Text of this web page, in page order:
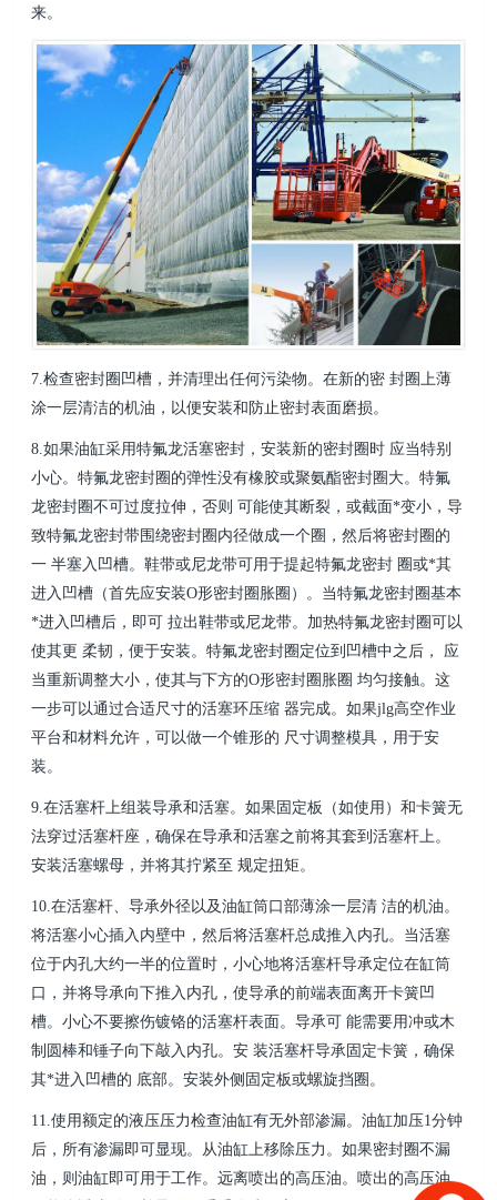
来。
7.检查密封圈凹槽，并清理出任何污染物。在新的密 封圈上薄
涂一层清洁的机油，以便安装和防止密封表面磨损。
8.如果油缸采用特氟龙活塞密封，安装新的密封圈时 应当特别
小心。特氟龙密封圈的弹性没有橡胶或聚氨酯密封圈大。特氟
龙密封圈不可过度拉伸，否则 可能使其断裂，或截面*变小，导
致特氟龙密封带围绕密封圈内径做成一个圈，然后将密封圈的
一 半塞入凹槽。鞋带或尼龙带可用于提起特氟龙密封 圈或*其
进入凹槽（首先应安装O形密封圈胀圈）。当特氟龙密封圈基本
*进入凹槽后，即可 拉出鞋带或尼龙带。加热特氟龙密封圈可以
使其更 柔韧，便于安装。特氟龙密封圈定位到凹槽中之后， 应
当重新调整大小，使其与下方的O形密封圈胀圈 均匀接触。这
一步可以通过合适尺寸的活塞环压缩 器完成。如果jlg高空作业
平台和材料允许，可以做一个锥形的 尺寸调整模具，用于安
装。
9.在活塞杆上组装导承和活塞。如果固定板（如使用）和卡簧无
法穿过活塞杆座，确保在导承和活塞之前将其套到活塞杆上。
安装活塞螺母，并将其拧紧至 规定扭矩。
10.在活塞杆、导承外径以及油缸筒口部薄涂一层清 洁的机油。
将活塞小心插入内壁中，然后将活塞杆总成推入内孔。当活塞
位于内孔大约一半的位置时，小心地将活塞杆导承定位在缸筒
口，并将导承向下推 入内孔，使导承的前端表面离开卡簧凹
槽。小心不要擦伤镀铬的活塞杆表面。导承可 能需要用冲或木
制 圆棒和锤子向下敲入内孔。安 装活塞杆导承固定卡簧，确保
其*进入凹槽的 底部。安装外侧固定板或螺旋挡圈。
11.使用额定的液压压力检查油缸有无外部渗漏。油缸加压1分钟
后，所有渗漏即可显现。从油缸上移除压力。如果密封圈不漏
油，则油缸即可用于工作。远离喷出的高压油。喷出的高压油